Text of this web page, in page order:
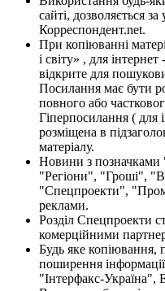
сайті, дозволяється
Корреспондент.net.
При копіюванні
і світу» , для
відкрите для
Посилання має бути
повного або
Гіперпосилання ( для
розміщена в
матеріалу.
Новини з
"Регіони", "Гроші",
"Спецпроекти",
реклами.
Розділ Спецпроекти
комерційними
Будь яке копіювання,
поширення
"Інтерфакс-Україна",